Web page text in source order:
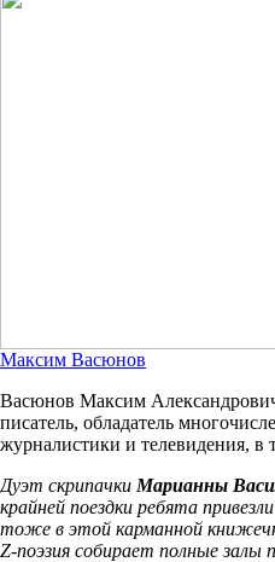
Максим Васюнов
Васюнов Максим
писатель, обладатель
журналистики и телевидения,
Дуэт скрипачки Марианны
крайней поездки ребята
тоже в этой карманной
Z-поэзия собирает полные залы